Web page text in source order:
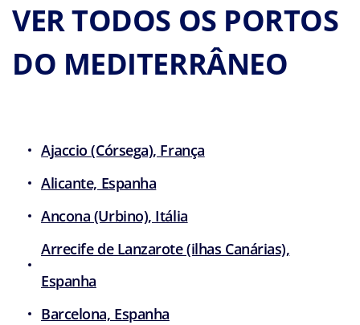
VER TODOS OS PORTOS
DO MEDITERRÂNEO
Ajaccio (Córsega), França
Alicante, Espanha
Ancona (Urbino), Itália
Arrecife de Lanzarote (ilhas Canárias),
Espanha
Barcelona, Espanha